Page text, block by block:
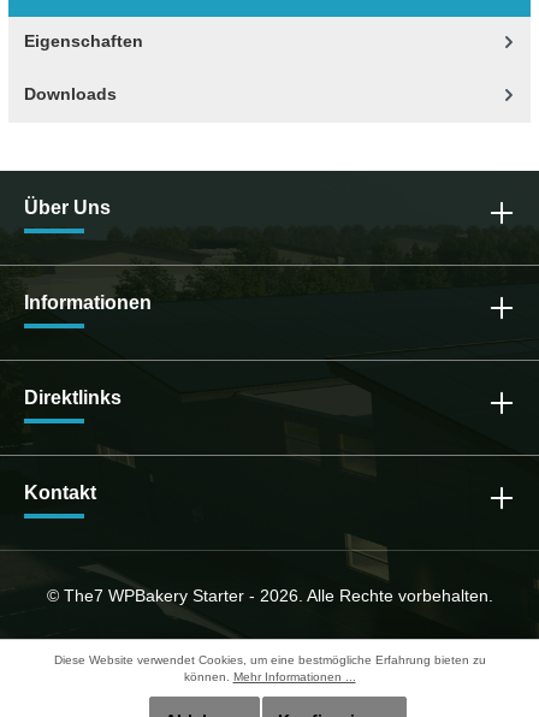
Eigenschaften
Downloads
Über Uns
Informationen
Direktlinks
Kontakt
© The7 WPBakery Starter - 2026. Alle Rechte vorbehalten.
Diese Website verwendet Cookies, um eine bestmögliche Erfahrung bieten zu
können. Mehr Informationen ...